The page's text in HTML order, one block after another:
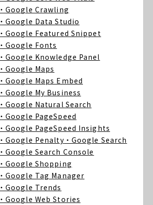
・Google Crawling
・Google Data Studio
・Google Featured Snippet
・Google Fonts
・Google Knowledge Panel
・Google Maps
・Google Maps Embed
・Google My Business
・Google Natural Search
・Google PageSpeed
・Google PageSpeed Insights
・Google Penalty ・Google Search
・Google Search Console
・Google Shopping
・Google Tag Manager
・Google Trends
・Google Web Stories